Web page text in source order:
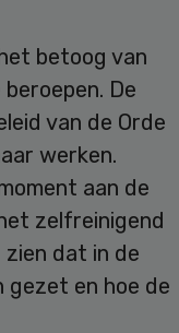
betoog van
De
van de Orde
werken.
aan de
zelfreinigend
zien dat in de
gezet en hoe de